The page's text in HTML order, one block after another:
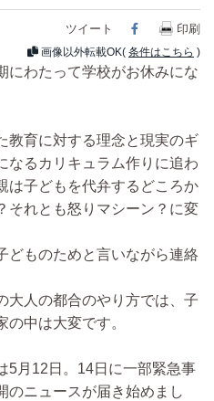
ツイート Facebook
印刷
画像以外転載OK( 条件はこちら )
わたって学校がお休みにな
育に対する理念と現実のギ
なるカリキュラム作りに追わ
は子どもを代弁するどころか
それとも怒りマシーン？に変
ものためと言いながら連絡
人の都合のやり方では、子
の中は大変です。
月12日。14日に一部緊急事
のニュースが届き始めまし